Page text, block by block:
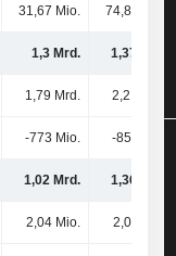
31,67 Mio. 74,89 Mio.
1,3 Mrd. 1,37 Mrd.
1,79 Mrd. 2,21 Mrd.
-773 Mio. -859 Mio.
1,02 Mrd. 1,36 Mrd.
2,04 Mio. 2,04 Mio.